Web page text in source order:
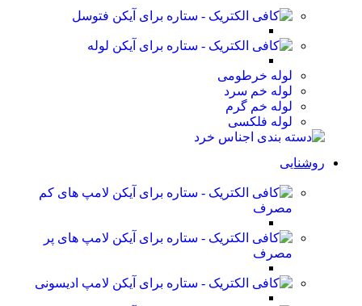
فتوسل
لوله
لوله خرطومی
لوله خم سرد
لوله خم گرم
لوله فلکسی
روشنایی
لامپ های کم
مصرف
لامپ های پر
مصرف
لامپ ادیسونی